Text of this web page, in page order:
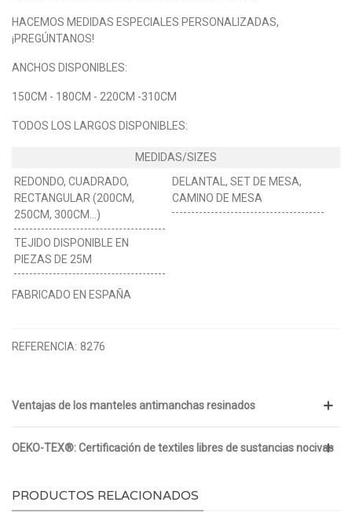
HACEMOS MEDIDAS ESPECIALES PERSONALIZADAS,
¡PREGÚNTANOS!
ANCHOS DISPONIBLES:
150CM - 180CM - 220CM -310CM
TODOS LOS LARGOS DISPONIBLES:
REDONDO, CUADRADO,
RECTANGULAR (200CM,
250CM, 300CM...)
DELANTAL, SET DE MESA,
CAMINO DE MESA
TEJIDO DISPONIBLE EN
PIEZAS DE 25M
FABRICADO EN ESPAÑA
REFERENCIA: 8276
Ventajas de los manteles antimanchas resinados
OEKO-TEX®: Certificación de textiles libres de sustancias nocivas
PRODUCTOS RELACIONADOS